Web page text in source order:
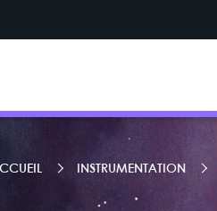
INSTRUMENTATION